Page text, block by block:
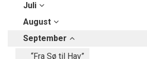
Juli
August
September
“Fra Sø til Hav”